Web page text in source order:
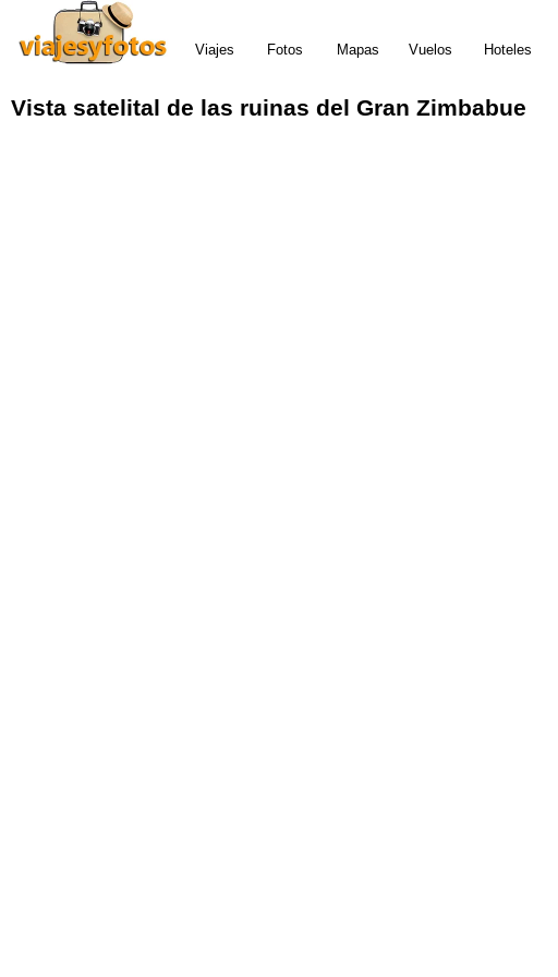
Viajes Fotos Mapas Vuelos Hoteles
Vista satelital de las ruinas del Gran Zimbabue